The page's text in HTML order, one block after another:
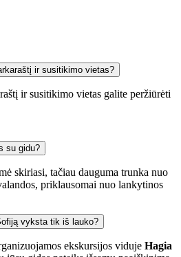
ir susitikimo vietas?
ir susitikimo vietas galite peržiūrėti
su gidu?
skiriasi, tačiau dauguma trunka nuo
priklausomai nuo lankytinos
vyksta tik iš lauko?
ekskursijos viduje Hagia